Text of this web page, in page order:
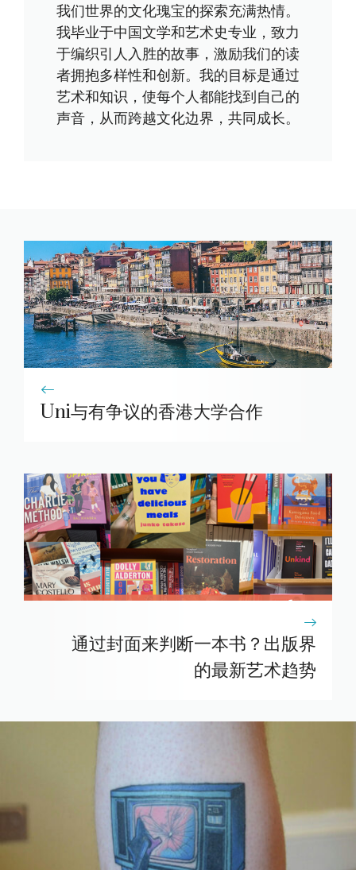
我们世界的文化瑰宝的探索充满热情。
我毕业于中国文学和艺术史专业，致力
于编织引人入胜的故事，激励我们的读
者拥抱多样性和创新。我的目标是通过
艺术和知识，使每个人都能找到自己的
声音，从而跨越文化边界，共同成长。
Uni与有争议的香港大学合作
通过封面来判断一本书？出版界
的最新艺术趋势